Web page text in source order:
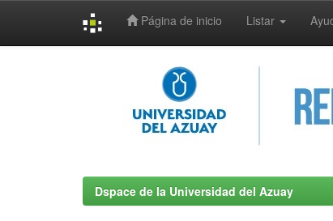
Página de inicio Listar
Dspace de la Universidad del Azuay